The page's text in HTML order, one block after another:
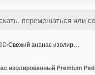
/Свежий ананас изолир…
изолированный Premium Psd